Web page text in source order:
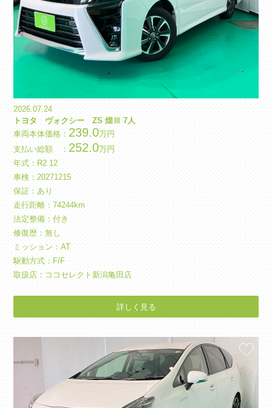
2026.07.24
トヨタ ヴォクシー ZS 煌Ⅲ 7人
車両本体価格： 239.0万円
支払い総額 ： 252.0万円
年式： R2.12
車検：20271215
保証：あり
走行距離：74244km
法定整備：付き
修復歴：無し
ミッション：AT
駆動方式：F/F
取扱店：ココセレクト新潟亀田店
詳しく見る